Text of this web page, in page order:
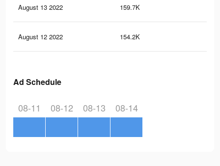
August 13 2022 159.7K
August 12 2022 154.2K
Ad Schedule
08-11 08-12 08-13 08-14